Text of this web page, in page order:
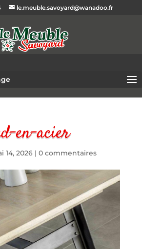
le.meuble.savoyard@wanadoo.fr
en-acier
14, 2026| 0 commentaires